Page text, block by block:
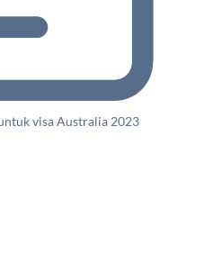
visa Australia 2023